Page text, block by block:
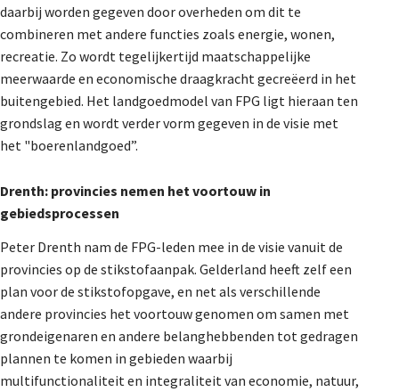
daarbij worden gegeven door overheden om dit te
combineren met andere functies zoals energie, wonen,
recreatie. Zo wordt tegelijkertijd maatschappelijke
meerwaarde en economische draagkracht gecreëerd in het
buitengebied. Het landgoedmodel van FPG ligt hieraan ten
grondslag en wordt verder vorm gegeven in de visie met
het "boerenlandgoed”.
Drenth: provincies nemen het voortouw in
gebiedsprocessen
Peter Drenth nam de FPG-leden mee in de visie vanuit de
provincies op de stikstofaanpak. Gelderland heeft zelf een
plan voor de stikstofopgave, en net als verschillende
andere provincies het voortouw genomen om samen met
grondeigenaren en andere belanghebbenden tot gedragen
plannen te komen in gebieden waarbij
multifunctionaliteit en integraliteit van economie, natuur,